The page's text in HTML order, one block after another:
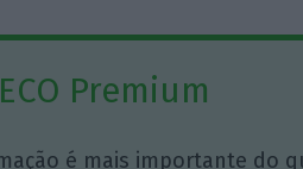
Premium
é mais importante do